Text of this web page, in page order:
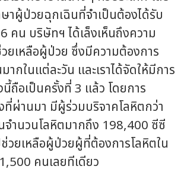
าผู้ป่วยฉุกเฉินที่จำเป็นต้องได้รับ
คน บริษัทฯ ได้เล็งเห็นถึงความ
ยเหลือผู้ป่วย ซึ่งมีความต้องการ
ากในแต่ละวัน และเราได้จัดให้มีการ
ถือเป็นครั้งที่ 3 แล้ว โดยการ
ที่ผ่านมา มีผู้ร่วมบริจาคโลหิตกว่า
จำนวนโลหิตมากถึง 198,400 ซีซี
วยเหลือผู้ป่วยผู้ที่ต้องการโลหิตใน
คนเลยทีเดียว